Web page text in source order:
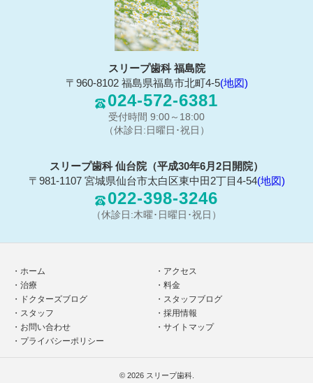
スリープ歯科 福島院
〒960-8102 福島県福島市北町4-5(地図)
024-572-6381
受付時間 9:00～18:00
（休診日:日曜日･祝日）
スリープ歯科 仙台院（平成30年6月2日開院）
〒981-1107 宮城県仙台市太白区東中田2丁目4-54(地図)
022-398-3246
（休診日:木曜･日曜日･祝日）
ホーム
アクセス
治療
料金
ドクターズブログ
スタッフブログ
スタッフ
採用情報
お問い合わせ
サイトマップ
プライバシーポリシー
© 2026 スリープ歯科.